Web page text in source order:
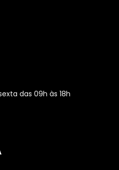
das 09h às 18h